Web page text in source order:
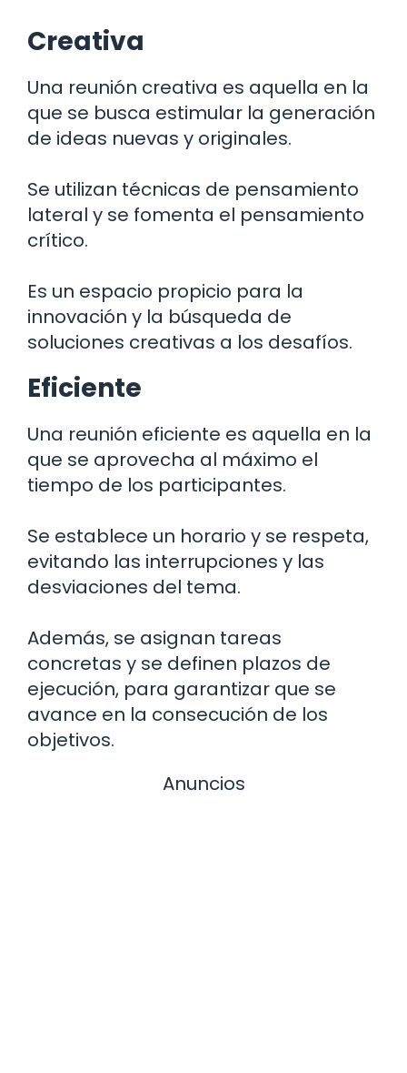
Creativa
Una reunión creativa es aquella en la
que se busca estimular la generación
de ideas nuevas y originales.
Se utilizan técnicas de pensamiento
lateral y se fomenta el pensamiento
crítico.
Es un espacio propicio para la
innovación y la búsqueda de
soluciones creativas a los desafíos.
Eficiente
Una reunión eficiente es aquella en la
que se aprovecha al máximo el
tiempo de los participantes.
Se establece un horario y se respeta,
evitando las interrupciones y las
desviaciones del tema.
Además, se asignan tareas
concretas y se definen plazos de
ejecución, para garantizar que se
avance en la consecución de los
objetivos.
Anuncios